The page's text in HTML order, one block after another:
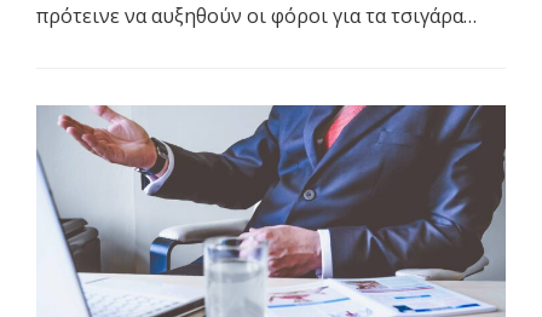
πρότεινε να αυξηθούν οι φόροι για τα τσιγάρα…